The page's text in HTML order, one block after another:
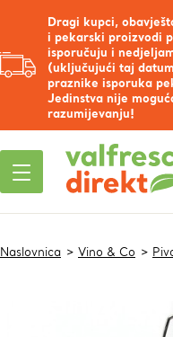
Dragi kupci,
i pekarski proizvodi
isporučuju i
(uključujući taj
praznike isporuka
Jedinstva nije
razumijevanju!
Naslovnica Vino & Co